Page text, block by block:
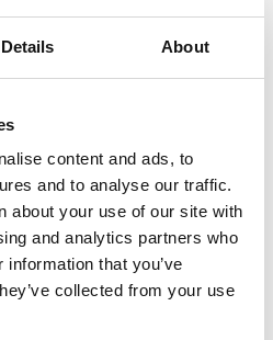
Details About
content and ads, to
and to analyse our traffic.
about your use of our site with
and analytics partners who
that you’ve
collected from your use
125 mm
kg